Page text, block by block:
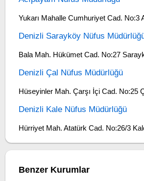
Yukarı Mahalle Cumhuriyet Cad. No:3
Denizli Sarayköy Nüfus
Bala Mah. Hükümet Cad. No:27
Denizli Çal Nüfus Müdürlüğü
Hüseyinler Mah. Çarşı İçi Cad. No:25
Denizli Kale Nüfus Müdürlüğü
Hürriyet Mah. Atatürk Cad. No:26/3
Benzer Kurumlar